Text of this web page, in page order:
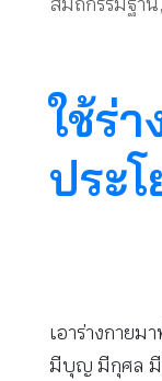
ใช้ร่า
ประ
เอาร่างกายม
มีบุญ มีกุศล